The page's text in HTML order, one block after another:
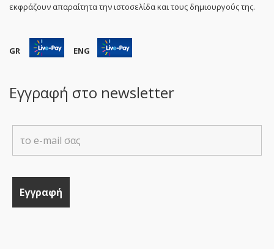
εκφράζουν απαραίτητα την ιστοσελίδα και τους δημιουργούς της.
GR ENG
Εγγραφή στο newsletter